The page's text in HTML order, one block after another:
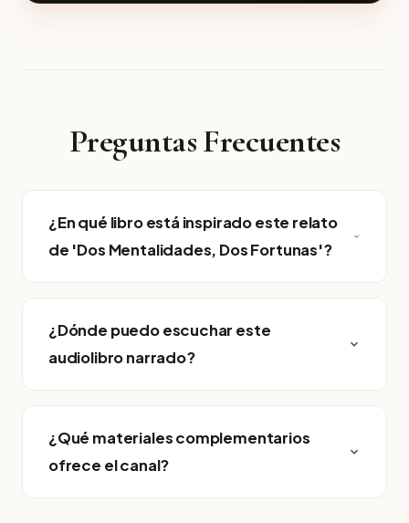
Preguntas Frecuentes
¿En qué libro está inspirado este relato
de 'Dos Mentalidades, Dos Fortunas'?
¿Dónde puedo escuchar este
audiolibro narrado?
¿Qué materiales complementarios
ofrece el canal?